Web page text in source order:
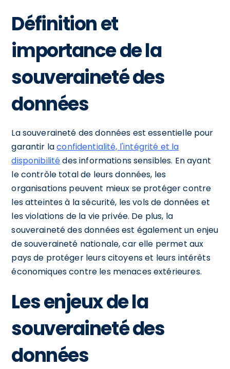
Définition et
importance de la
souveraineté des
données
La souveraineté des données est essentielle pour
garantir laconfidentialité, l'intégrité et la
disponibilitédes informations sensibles. En ayant
le contrôle total de leurs données, les
organisations peuvent mieux se protéger contre
les atteintes à la sécurité, les vols de données et
les violations de la vie privée. De plus, la
souveraineté des données est également un enjeu
de souveraineté nationale, car elle permet aux
pays de protéger leurs citoyens et leurs intérêts
économiques contre les menaces extérieures.
Les enjeux de la
souveraineté des
données